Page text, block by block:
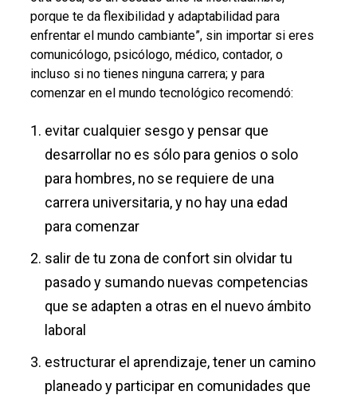
porque te da flexibilidad y adaptabilidad para
enfrentar el mundo cambiante”, sin importar si eres
comunicólogo, psicólogo, médico, contador, o
incluso si no tienes ninguna carrera; y para
comenzar en el mundo tecnológico recomendó:
evitar cualquier sesgo y pensar que
desarrollar no es sólo para genios o solo
para hombres, no se requiere de una
carrera universitaria, y no hay una edad
para comenzar
salir de tu zona de confort sin olvidar tu
pasado y sumando nuevas competencias
que se adapten a otras en el nuevo ámbito
laboral
estructurar el aprendizaje, tener un camino
planeado y participar en comunidades que